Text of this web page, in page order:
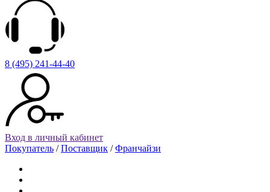
8 (495) 241-44-40
Вход в личный кабинет
Покупатель /Поставщик /Франчайзи